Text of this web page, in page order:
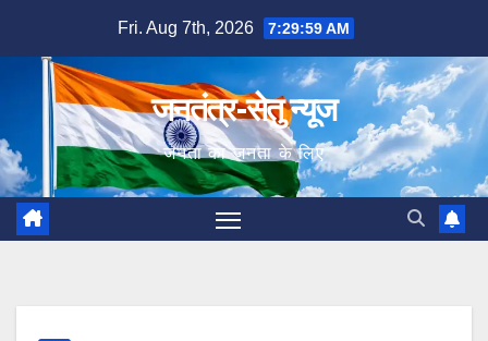
content
Fri. Aug 7th, 2026 7:30:00 AM
जनतंत्र-सेतु न्यूज
जनता का जनता के लिए